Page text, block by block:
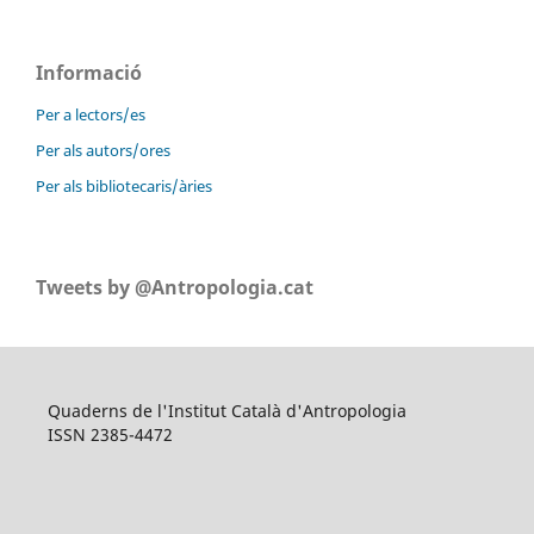
Informació
Per a lectors/es
Per als autors/ores
Per als bibliotecaris/àries
Tweets by @Antropologia.cat
Quaderns de l'Institut Català d'Antropologia
ISSN 2385-4472